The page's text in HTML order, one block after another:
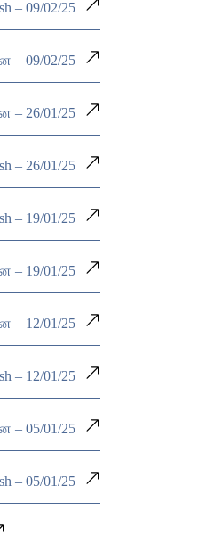
– 09/02/25
– 09/02/25
– 26/01/25
– 26/01/25
– 19/01/25
– 19/01/25
– 12/01/25
– 12/01/25
– 05/01/25
– 05/01/25